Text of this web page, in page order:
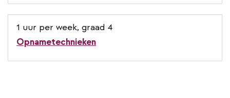
1 uur per week, graad 4
Opnametechnieken